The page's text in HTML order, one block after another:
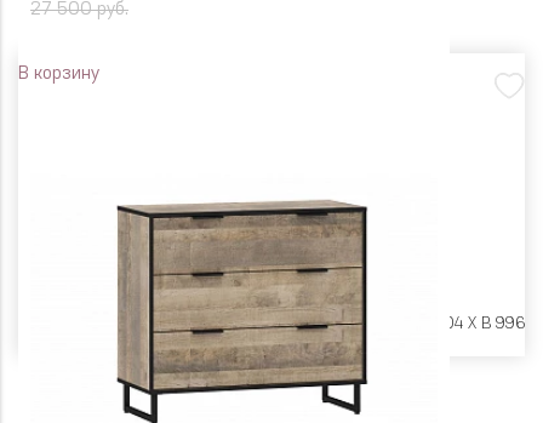
27 500 руб.
В корзину
Ш 600 X Г 404 X В 996